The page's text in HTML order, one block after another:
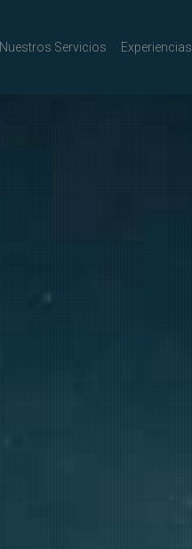
Nuestros Servicios Experiencias